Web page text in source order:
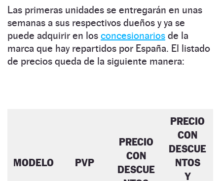
Las primeras unidades se entregarán en unas
semanas a sus respectivos dueños y ya se
puede adquirir en los concesionarios de la
marca que hay repartidos por España. El listado
de precios queda de la siguiente manera:
MODELO PVP
PRECIO
CON
DESCUE
PRECIO
CON
DESCUE
NTOS
Y